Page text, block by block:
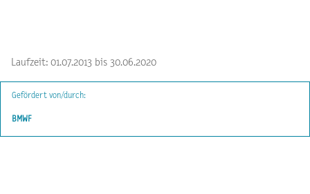
Laufzeit: 01.07.2013 bis 30.06.2020
Gefördert von/durch:
BMWF